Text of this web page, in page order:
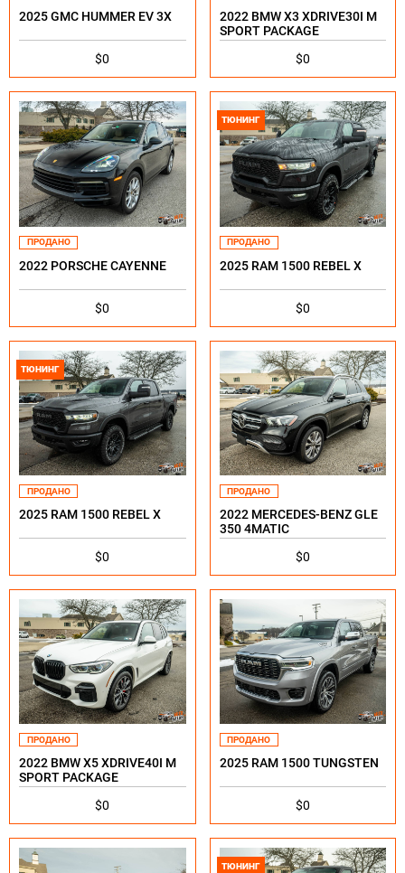
2025 GMC HUMMER EV 3X
$0
2022 BMW X3 XDRIVE30I M
SPORT PACKAGE
$0
ПРОДАНО
2022 PORSCHE CAYENNE
$0
ТЮНИНГ
ПРОДАНО
2025 RAM 1500 REBEL X
$0
ТЮНИНГ
ПРОДАНО
2025 RAM 1500 REBEL X
$0
ПРОДАНО
2022 MERCEDES-BENZ GLE
350 4MATIC
$0
ПРОДАНО
2022 BMW X5 XDRIVE40I M
SPORT PACKAGE
$0
ПРОДАНО
2025 RAM 1500 TUNGSTEN
$0
ТЮНИНГ